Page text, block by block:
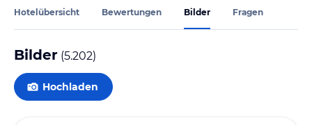
Hotelübersicht Bewertungen Bilder Fragen
Bilder (5.202)
Hochladen